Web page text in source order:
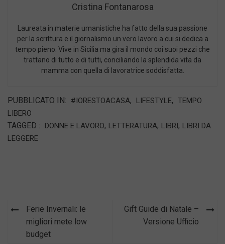
Cristina Fontanarosa
Laureata in materie umanistiche ha fatto della sua passione
per la scrittura e il giornalismo un vero lavoro a cui si dedica a
tempo pieno. Vive in Sicilia ma gira il mondo coi suoi pezzi che
trattano di tutto e di tutti, conciliando la splendida vita da
mamma con quella di lavoratrice soddisfatta.
PUBBLICATO IN: #IORESTOACASA, LIFESTYLE, TEMPO
LIBERO
TAGGED : DONNE E LAVORO, LETTERATURA, LIBRI, LIBRI DA
LEGGERE
Navigazione
articoli
Ferie Invernali: le
migliori mete low
budget
Gift Guide di Natale –
Versione Ufficio